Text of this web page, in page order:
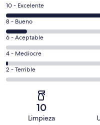
Evaluación:
10
-
Excelente.
92
de
103
opiniones
10 - Excelente
Evaluación:
8
-
Bueno.
10
de
opiniones
8 - Bueno
Evaluación:
6
-
Aceptable.
0
opiniones
6 - Aceptable
Evaluación:
4
-
4 - Mediocre
Evaluación:
2
2 - Terrible
10
Limpieza